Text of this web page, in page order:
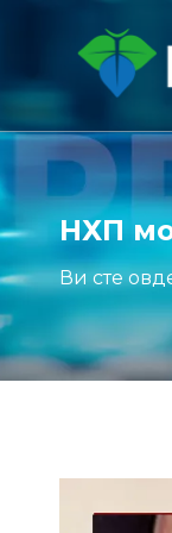
НХП
Ви сте